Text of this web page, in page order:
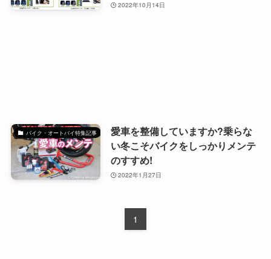
2022年10月14日
バイク・オートバイ特集記事
愛車を整備していますか?乗らな
い冬こそバイクをしっかりメンテ
のすすめ!
2022年1月27日
1